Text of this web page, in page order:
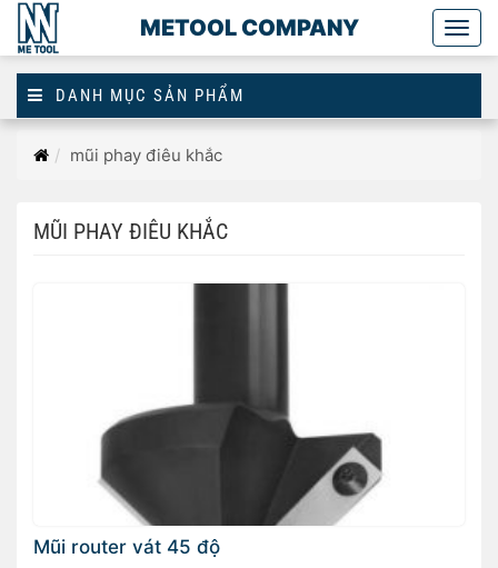
METOOL COMPANY
DANH MỤC SẢN PHẨM
Trangmũi phay điêu khắc
MŨI PHAY ĐIÊU KHẮC
Mũi router vát 45 độ